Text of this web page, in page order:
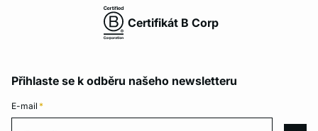
Certifikát B Corp
Přihlaste se k odběru našeho newsletteru
E-mail *